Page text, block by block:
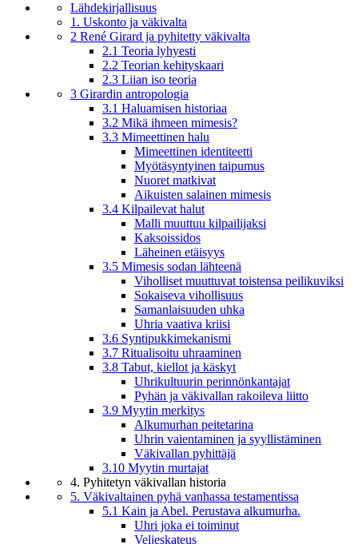
Lähdekirjallisuus
1. Uskonto ja väkivalta
2 René Girard ja pyhitetty väkivalta
2.1 Teoria lyhyesti
2.2 Teorian kehityskaari
2.3 Liian iso teoria
3 Girardin antropologia
3.1 Haluamisen historiaa
3.2 Mikä ihmeen mimesis?
3.3 Mimeettinen halu
Mimeettinen identiteetti
Myötäsyntyinen taipumus
Nuoret matkivat
Aikuisten salainen mimesis
3.4 Kilpailevat halut
Malli muuttuu kilpailijaksi
Kaksoissidos
Läheinen etäisyys
3.5 Mimesis sodan lähteenä
Viholliset muuttuvat toistensa peilikuviksi
Sokaiseva vihollisuus
Samanlaisuuden uhka
Uhria vaativa kriisi
3.6 Syntipukkimekanismi
3.7 Ritualisoitu uhraaminen
3.8 Tabut, kiellot ja käskyt
Uhrikultuurin perinnönkantajat
Pyhän ja väkivallan rakoileva liitto
3.9 Myytin merkitys
Alkumurhan peitetarina
Uhrin vaientaminen ja syyllistäminen
Väkivallan pyhittäjä
3.10 Myytin murtajat
4. Pyhitetyn väkivallan historia
5. Väkivaltainen pyhä vanhassa testamentissa
5.1 Kain ja Abel. Perustava alkumurha.
Uhri joka ei toiminut
Veljeskateus